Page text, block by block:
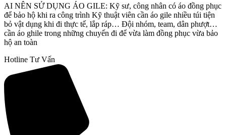
AI NÊN SỬ DỤNG ÁO GILE: Kỹ sư, công nhân có áo đồng phục
để bảo hộ khi ra công trình Kỹ thuật viên cần áo gile nhiều túi tiện
bỏ vật dụng khi đi thực tế, lắp ráp… Đội nhóm, team, dân phượt…
cần áo ghile trong những chuyến đi để vừa làm đồng phục vừa bảo
hộ an toàn
Hotline Tư Vấn